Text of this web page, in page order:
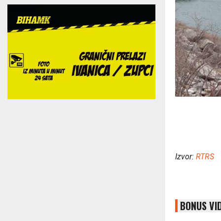
Izvor: RTRS
BONUS